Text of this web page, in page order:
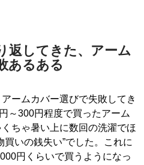
返してきた、アーム
あるある
ームカバー選びで失敗してき
～300円程度で買ったアーム
ちゃ暑い上に数回の洗濯でほ
買いの銭失い”でした。これに
円くらいで買うようになっ